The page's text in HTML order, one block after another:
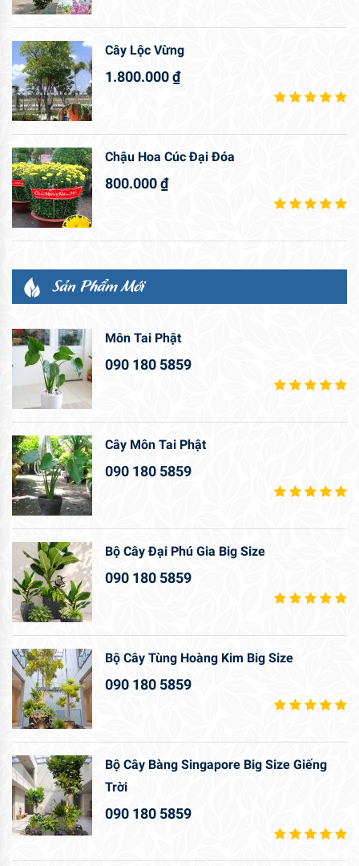
Cây Lộc Vừng
1.800.000₫
Chậu Hoa Cúc Đại Đóa
800.000₫
Sản Phẩm Mới
Môn Tai Phật
090 180 5859
Cây Môn Tai Phật
090 180 5859
Bộ Cây Đại Phú Gia Big Size
090 180 5859
Bộ Cây Tùng Hoàng Kim Big Size
090 180 5859
Bộ Cây Bàng Singapore Big Size Giếng
Trời
090 180 5859